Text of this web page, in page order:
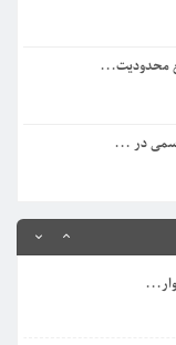
محدودیت...
رسمی در ...